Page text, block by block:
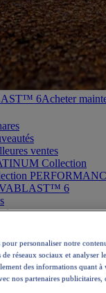
6Acheter
ventes
Collection
6
personnaliser notre
réseaux sociaux et analyser
des informations quant à
nos partenaires publicitaires,